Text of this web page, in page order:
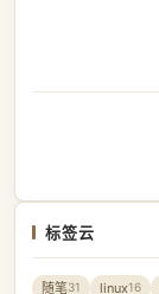
标签云
随笔31 linux16